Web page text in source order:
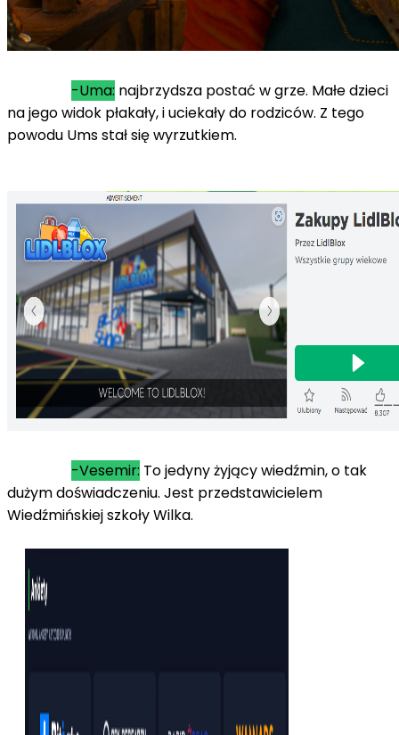
-Uma: najbrzydsza postać w grze. Małe dzieci
na jego widok płakały, i uciekały do rodziców. Z tego
powodu Ums stał się wyrzutkiem.
-Vesemir: To jedyny żyjący wiedźmin, o tak
dużym doświadczeniu. Jest przedstawicielem
Wiedźmińskiej szkoły Wilka.